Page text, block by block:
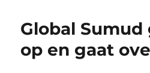
Global
op en gaat